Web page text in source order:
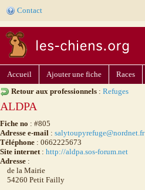
Contact
Accueil Ajouter une fiche Races
Retour aux professionnels : Refuges
ALDPA
Fiche no : #805
Adresse e-mail : salytoupyrefuge@nordnet.fr
Téléphone : 0662225673
Site internet: http://aldpa.sos-forum.net
Adresse :
de la Mairie
54260 Petit Failly